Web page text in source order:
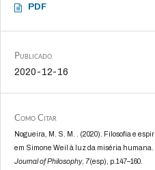
PDF
Publicado
2020-12-16
Como Citar
Nogueira, M. S. M. . (2020). Filosofia e
em Simone Weil à luz da miséria humana.
Journal of Philosophy, 7(esp), p.147–160.